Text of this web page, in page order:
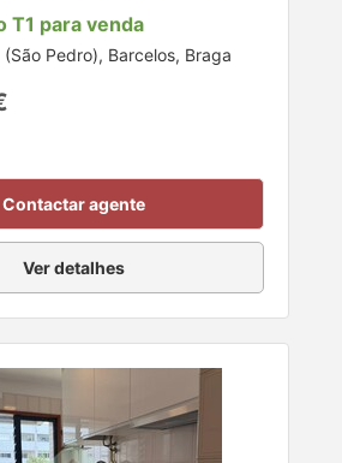
T1 para venda
Pedro), Barcelos, Braga
Contactar agente
Ver detalhes